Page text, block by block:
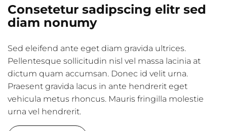
Consetetur sadipscing elitr sed
diam nonumy
Sed eleifend ante eget diam gravida ultrices.
Pellentesque sollicitudin nisl vel massa lacinia at
dictum quam accumsan. Donec id velit urna.
Praesent gravida lacus in ante hendrerit eget
vehicula metus rhoncus. Mauris fringilla molestie
urna vel hendrerit.